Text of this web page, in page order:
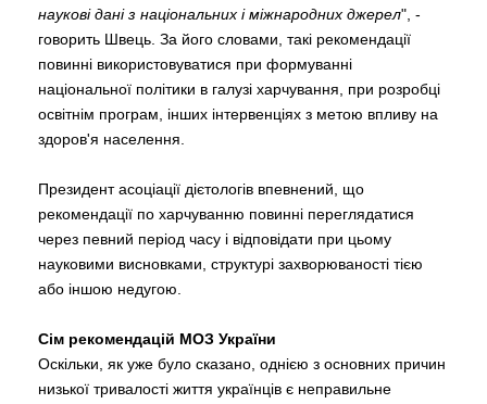
наукові дані з національних і міжнародних джерел", -
говорить Швець. За його словами, такі рекомендації
повинні використовуватися при формуванні
національної політики в галузі харчування, при розробці
освітнім програм, інших інтервенціях з метою впливу на
здоров'я населення.
Президент асоціації дієтологів впевнений, що
рекомендації по харчуванню повинні переглядатися
через певний період часу і відповідати при цьому
науковими висновками, структурі захворюваності тією
або іншою недугою.
Сім рекомендацій МОЗ України
Оскільки, як уже було сказано, однією з основних причин
низької тривалості життя українців є неправильне